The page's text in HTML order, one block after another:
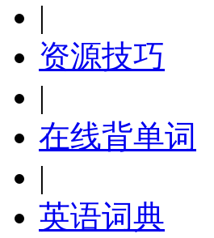
|
资源技巧
|
在线背单词
|
英语词典